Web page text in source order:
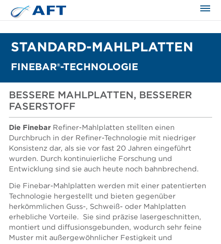
STANDARD-MAHLPLATTEN
FINEBAR®-TECHNOLOGIE
BESSERE MAHLPLATTEN, BESSERER
FASERSTOFF
Die Finebar Refiner-Mahlplatten stellten einen
Durchbruch in der Refiner-Technologie mit niedriger
Konsistenz dar, als sie vor fast 20 Jahren eingeführt
wurden. Durch kontinuierliche Forschung und
Entwicklung sind sie auch heute noch bahnbrechend.
Die Finebar-Mahlplatten werden mit einer patentierten
Technologie hergestellt und bieten gegenüber
herkömmlichen Guss-, Schweiß- oder Mahlplatten
erhebliche Vorteile. Sie sind präzise lasergeschnitten,
montiert und diffusionsgebunden, wodurch sehr feine
Muster mit außergewöhnlicher Festigkeit und